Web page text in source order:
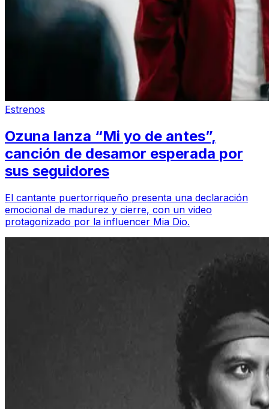
Estrenos
Ozuna lanza “Mi yo de antes”,
canción de desamor esperada por
sus seguidores
El cantante puertorriqueño presenta una declaración
emocional de madurez y cierre, con un video
protagonizado por la influencer Mia Dio.